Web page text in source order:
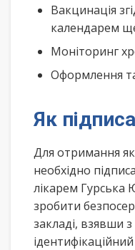
Вакцинація
календарем
Моніторинг
Оформлення
Як
Для отримання
необхідно
лікарем Гурська
зробити
закладі, взявши